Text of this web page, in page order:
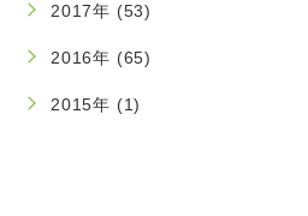
2017年 (53)
2016年 (65)
2015年 (1)